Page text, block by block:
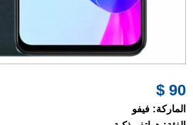
90 $
الماركة: فيفو